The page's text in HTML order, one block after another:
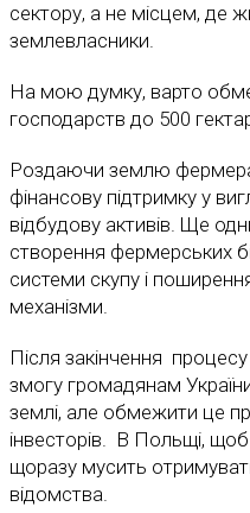
сектору, а не місцем, де
землевласники.
На мою думку, варто
господарств до 500
Роздаючи землю
фінансову підтримку у
відбудову активів. Ще
створення фермерських
системи скупу і
механізми.
Після закінчення
змогу громадянам
землі, але обмежити це
інвесторів. В Польщі,
щоразу мусить
відомства.